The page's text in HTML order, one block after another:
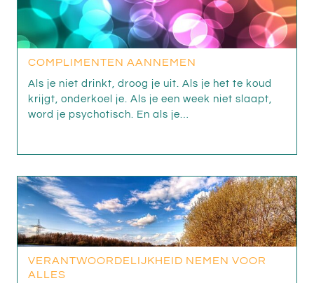
COMPLIMENTEN AANNEMEN
Als je niet drinkt, droog je uit. Als je het te koud
krijgt, onderkoel je. Als je een week niet slaapt,
word je psychotisch. En als je…
VERANTWOORDELIJKHEID NEMEN VOOR
ALLES